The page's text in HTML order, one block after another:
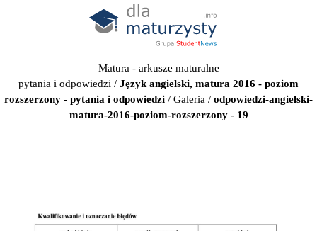
Matura - arkusze maturalne
pytania i odpowiedzi / Język angielski, matura 2016 - poziom
rozszerzony - pytania i odpowiedzi / Galeria / odpowiedzi-angielski-
matura-2016-poziom-rozszerzony - 19